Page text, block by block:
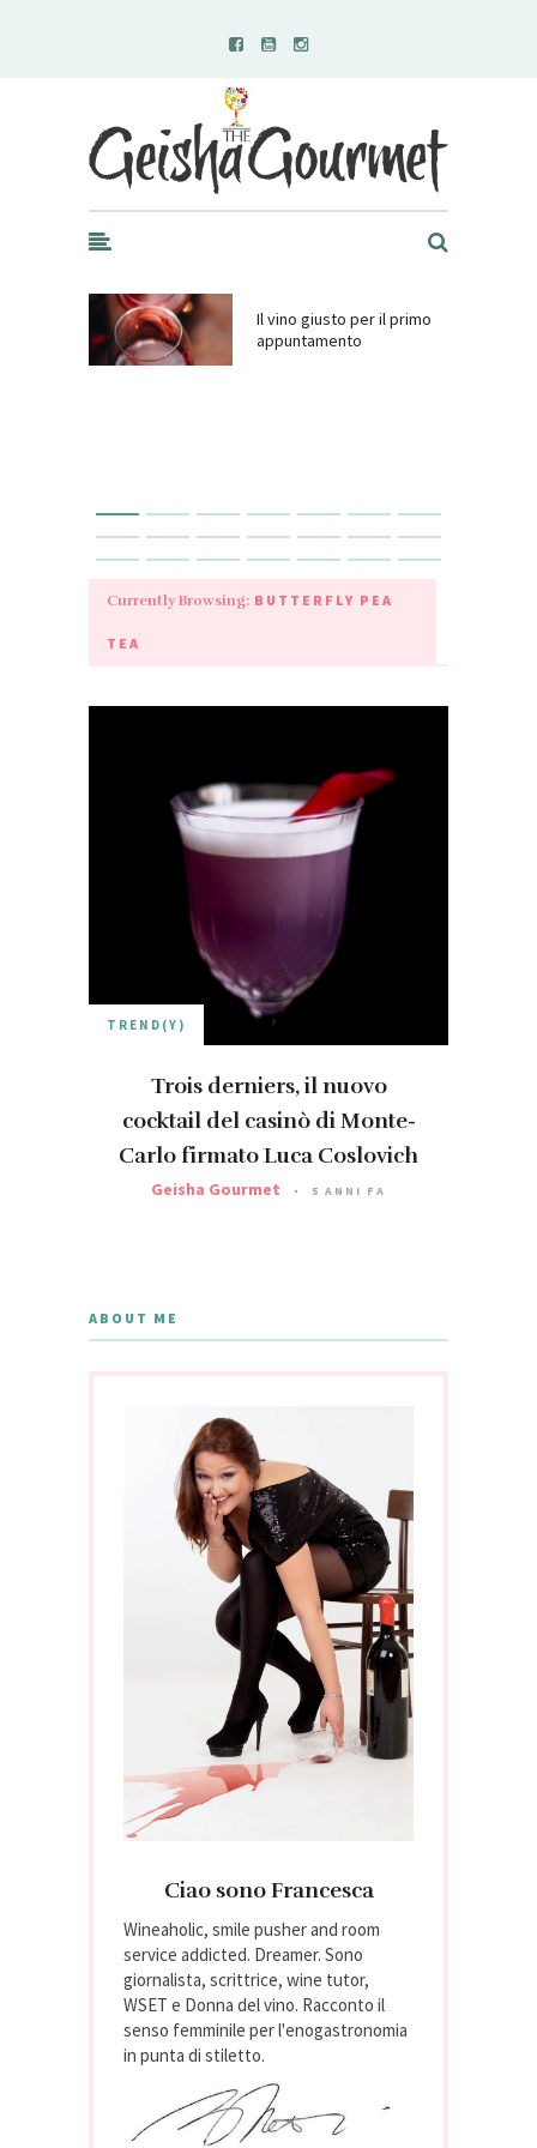
Geisha Gourmet
Il vino giusto per il primo
appuntamento
Currently Browsing: BUTTERFLY PEA
TEA
TREND(Y)
Trois derniers, il nuovo
cocktail del casinò di Monte-
Carlo firmato Luca Coslovich
Geisha Gourmet 5 ANNI FA
ABOUT ME
Ciao sono Francesca
Wineaholic, smile pusher and room
service addicted. Dreamer. Sono
giornalista, scrittrice, wine tutor,
WSET e Donna del vino. Racconto il
senso femminile per l'enogastronomia
in punta di stiletto.